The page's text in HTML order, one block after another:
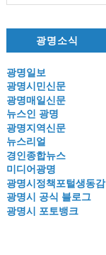
광명소식
광명일보
광명시민신문
광명매일신문
뉴스인 광명
광명지역신문
뉴스리얼
경인종합뉴스
미디어광명
광명시정책포털생동감
광명시 공식 블로그
광명시 포토뱅크